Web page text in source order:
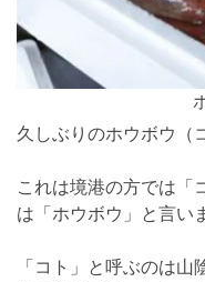
久しぶりのホウボウ（
これは境港の方では「
は「ホウボウ」と言い
「コト」と呼ぶのは